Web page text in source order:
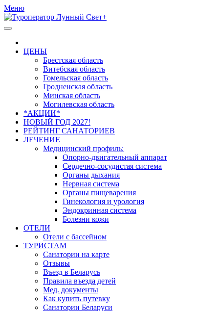
Меню
ЦЕНЫ
Брестская область
Витебская область
Гомельская область
Гродненская область
Минская область
Могилевская область
*АКЦИИ*
НОВЫЙ ГОД 2027!
РЕЙТИНГ САНАТОРИЕВ
ЛЕЧЕНИЕ
Медицинский профиль:
Опорно-двигательный аппарат
Сердечно-сосудистая система
Органы дыхания
Нервная система
Органы пищеварения
Гинекология и урология
Эндокринная система
Болезни кожи
ОТЕЛИ
Отели с бассейном
ТУРИСТАМ
Санатории на карте
Отзывы
Въезд в Беларусь
Правила въезда детей
Мед. документы
Как купить путевку
Санатории Беларуси